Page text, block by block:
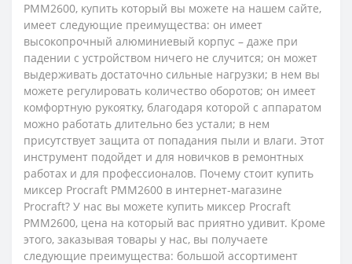
PMM2600, купить который вы можете на нашем сайте,
имеет следующие преимущества: он имеет
высокопрочный алюминиевый корпус – даже при
падении с устройством ничего не случится; он может
выдерживать достаточно сильные нагрузки; в нем вы
можете регулировать количество оборотов; он имеет
комфортную рукоятку, благодаря которой с аппаратом
можно работать длительно без устали; в нем
присутствует защита от попадания пыли и влаги. Этот
инструмент подойдет и для новичков в ремонтных
работах и ​​для профессионалов. Почему стоит купить
миксер Procraft PMM2600 в интернет-магазине
Procraft? У нас вы можете купить миксер Procraft
PMM2600, цена на который вас приятно удивит. Кроме
этого, заказывая товары у нас, вы получаете
следующие преимущества: большой ассортимент